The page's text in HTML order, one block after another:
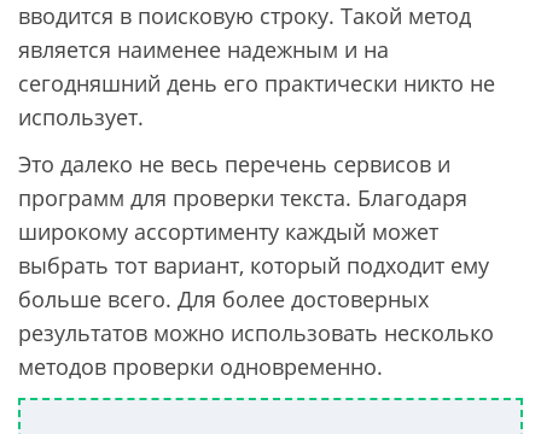
вводится в поисковую строку. Такой метод
является наименее надежным и на
сегодняшний день его практически никто не
использует.
Это далеко не весь перечень сервисов и
программ для проверки текста. Благодаря
широкому ассортименту каждый может
выбрать тот вариант, который подходит ему
больше всего. Для более достоверных
результатов можно использовать несколько
методов проверки одновременно.